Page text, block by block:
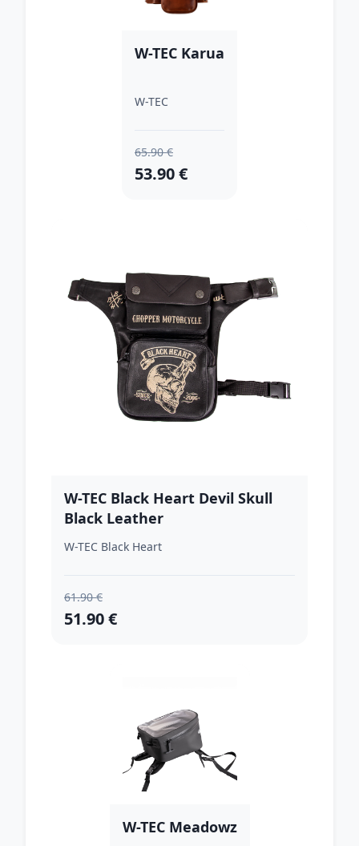
W-TEC Karua
W-TEC
65.90 €
53.90 €
W-TEC Black Heart Devil Skull
Black Leather
W-TEC Black Heart
61.90 €
51.90 €
W-TEC Meadowz